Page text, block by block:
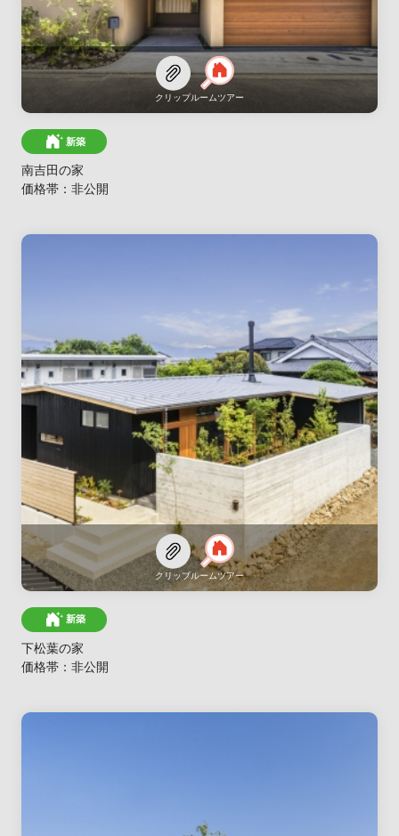
クリップルームツアー
新築
南吉田の家
価格帯：非公開
クリップルームツアー
新築
下松葉の家
価格帯：非公開